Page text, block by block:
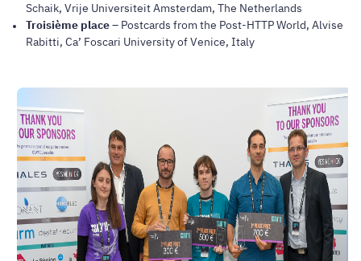
Schaik, Vrije Universiteit Amsterdam, The Netherlands
Troisième place– Postcards from the Post-HTTP World, Alvise
Rabitti, Ca’ Foscari University of Venice, Italy